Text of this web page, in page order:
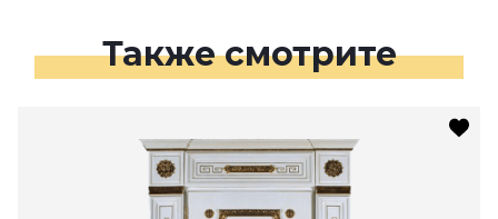
Также смотрите